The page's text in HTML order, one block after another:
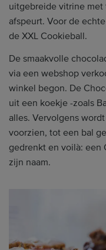
uitgebreide vitrine met
afspeurt. Voor de
de XXL Cookieball.
De smaakvolle
via een webshop
winkel begon. De
uit een koekje -zoals
alles. Vervolgens
voorzien, tot een bal
gedrenkt en voilà: een
zijn naam.